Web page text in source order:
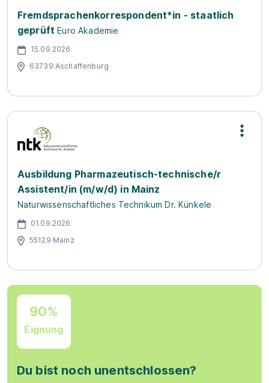
Fremdsprachenkorrespondent*in - staatlich
geprüft Euro Akademie
15.09.2026
63739 Aschaffenburg
Ausbildung Pharmazeutisch-technische/r
Assistent/in (m/w/d) in Mainz
Naturwissenschaftliches Technikum Dr. Künkele
01.09.2026
55129 Mainz
90%
Eignung
Du bist noch unentschlossen?